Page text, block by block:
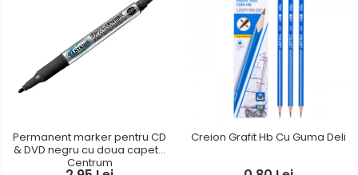
Permanent marker pentru CD
& DVD negru cu doua capete
Centrum
Creion Grafit Hb Cu Guma Deli